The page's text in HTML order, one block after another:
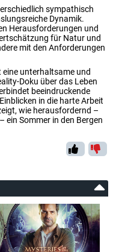
sympathisch
Dynamik.
Herausforderungen und
für Natur und
mit den Anforderungen
eine unterhaltsame und
Doku über das Leben
beeindruckende
in die harte Arbeit
wie herausfordernd –
ein Sommer in den Bergen